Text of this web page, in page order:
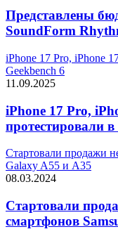
Представлены
SoundForm
iPhone 17 Pro, iPhone
Geekbench 6
11.09.2025
iPhone 17 Pro,
протестировали в
Стартовали продажи
Galaxy A55 и A35
08.03.2024
Стартовали
смартфонов